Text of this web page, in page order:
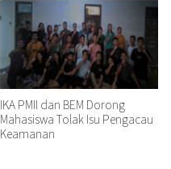
IKA PMII dan BEM Dorong
Mahasiswa Tolak Isu Pengacau
Keamanan